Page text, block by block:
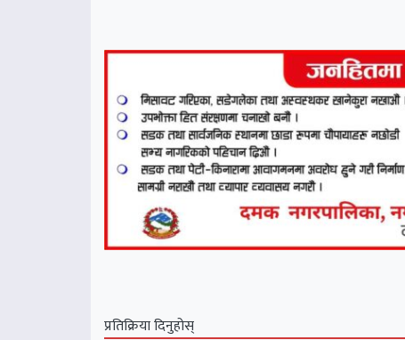
प्रतिक्रिया दिनुहोस्